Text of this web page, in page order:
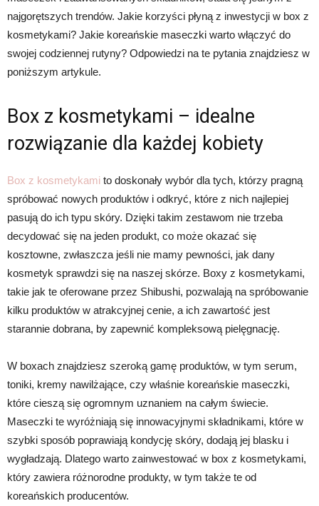
najgorętszych trendów. Jakie korzyści płyną z inwestycji w box z
kosmetykami? Jakie koreańskie maseczki warto włączyć do
swojej codziennej rutyny? Odpowiedzi na te pytania znajdziesz w
poniższym artykule.
Box z kosmetykami – idealne
rozwiązanie dla każdej kobiety
Box z kosmetykami to doskonały wybór dla tych, którzy pragną
spróbować nowych produktów i odkryć, które z nich najlepiej
pasują do ich typu skóry. Dzięki takim zestawom nie trzeba
decydować się na jeden produkt, co może okazać się
kosztowne, zwłaszcza jeśli nie mamy pewności, jak dany
kosmetyk sprawdzi się na naszej skórze. Boxy z kosmetykami,
takie jak te oferowane przez Shibushi, pozwalają na spróbowanie
kilku produktów w atrakcyjnej cenie, a ich zawartość jest
starannie dobrana, by zapewnić kompleksową pielęgnację.
W boxach znajdziesz szeroką gamę produktów, w tym serum,
toniki, kremy nawilżające, czy właśnie koreańskie maseczki,
które cieszą się ogromnym uznaniem na całym świecie.
Maseczki te wyróżniają się innowacyjnymi składnikami, które w
szybki sposób poprawiają kondycję skóry, dodają jej blasku i
wygładzają. Dlatego warto zainwestować w box z kosmetykami,
który zawiera różnorodne produkty, w tym także te od
koreańskich producentów.